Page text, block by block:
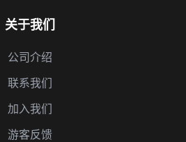
关于我们
公司介绍
联系我们
加入我们
游客反馈